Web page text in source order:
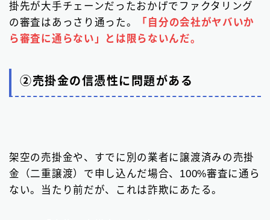
掛先が大手チェーンだったおかげでファクタリング
の審査はあっさり通った。
「自分の会社がヤバいか
ら審査に通らない」とは限らないんだ。
②売掛金の信憑性に問題がある
架空の売掛金や、すでに別の業者に譲渡済みの売掛
金（二重譲渡）で申し込んだ場合、100%審査に通ら
ない。当たり前だが、これは詐欺にあたる。